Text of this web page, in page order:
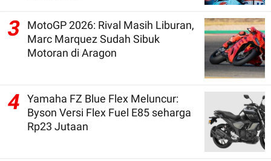
3
MotoGP 2026: Rival Masih Liburan,
Marc Marquez Sudah Sibuk
Motoran di Aragon
4
Yamaha FZ Blue Flex Meluncur:
Byson Versi Flex Fuel E85 seharga
Rp23 Jutaan